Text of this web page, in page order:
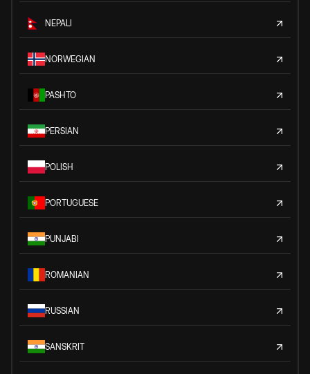
NEPALI
NORWEGIAN
PASHTO
PERSIAN
POLISH
PORTUGUESE
PUNJABI
ROMANIAN
RUSSIAN
SANSKRIT